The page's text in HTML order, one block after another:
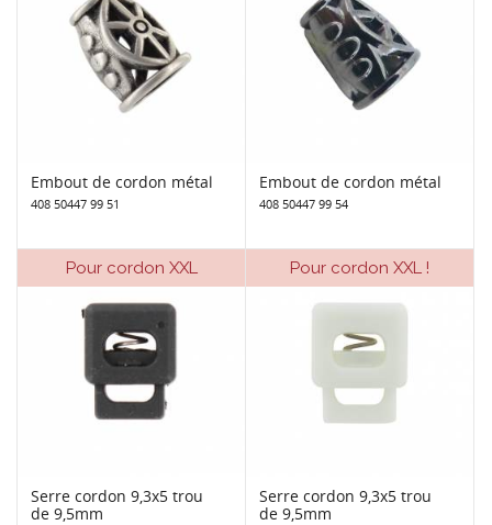
Embout de cordon métal
408 50447 99 51
Embout de cordon métal
408 50447 99 54
Pour cordon XXL
Serre cordon 9,3x5 trou
de 9,5mm
Pour cordon XXL !
Serre cordon 9,3x5 trou
de 9,5mm